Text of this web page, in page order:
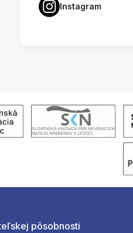
Instagram
pôsobnosti